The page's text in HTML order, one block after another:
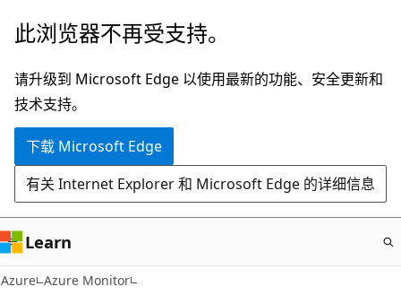
跳
主
要
内
此浏览器不再受支持。
请升级到 Microsoft Edge 以使用最新的功能、安全更新和
技术支持。
下载 Microsoft Edge
有关 Internet Explorer 和 Microsoft Edge 的详细信息
Learn
Azure Azure Monitor